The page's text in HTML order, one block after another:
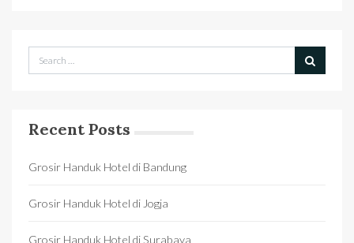
Recent Posts
Grosir Handuk Hotel di Bandung
Grosir Handuk Hotel di Jogja
Grosir Handuk Hotel di Surabaya